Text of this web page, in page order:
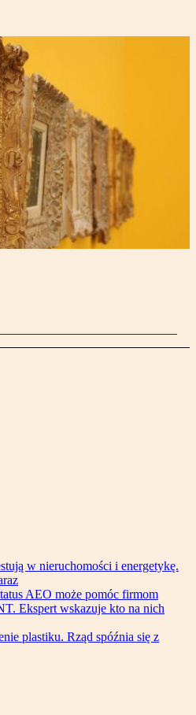
w nieruchomości i energetykę.
AEO może pomóc firmom
Ekspert wskazuje kto na nich
plastiku. Rząd spóźnia się z